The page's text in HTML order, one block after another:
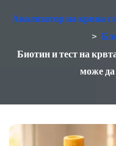
Анализатор на крвна
>
Биотин и тест на
може да